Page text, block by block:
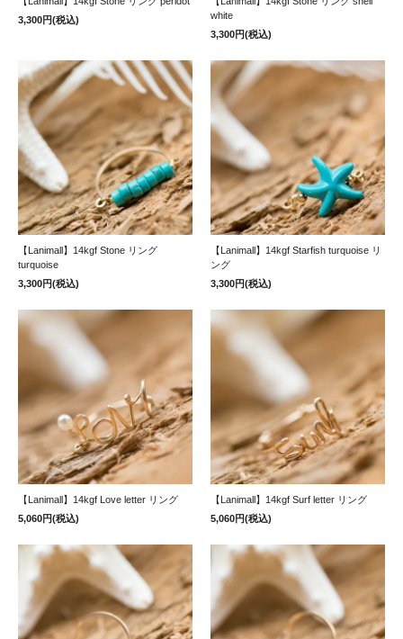
3,300円(税込)
white
3,300円(税込)
【Lanimall】14kgf Stone リング
turquoise
3,300円(税込)
【Lanimall】14kgf Starfish turquoise リ
ング
3,300円(税込)
【Lanimall】14kgf Love letter リング
5,060円(税込)
【Lanimall】14kgf Surf letter リング
5,060円(税込)